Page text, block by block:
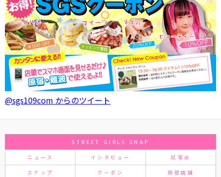
@sgs109com からのツイート
STREET GIRLS SNAP
ニュース インタビュー 試写会
スナップ クーポン 原宿店舗